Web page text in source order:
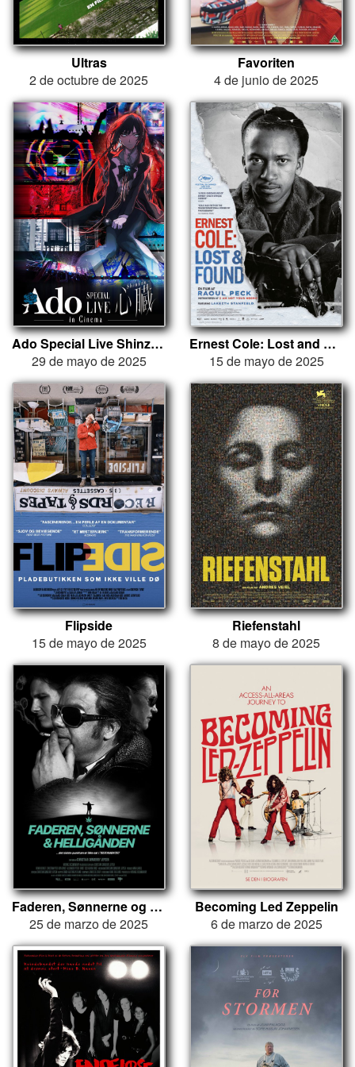
Ultras
2 de octubre de 2025
Favoriten
4 de junio de 2025
Ado Special Live Shinzou in Cinema
29 de mayo de 2025
Ernest Cole: Lost and Found
15 de mayo de 2025
Flipside
15 de mayo de 2025
Riefenstahl
8 de mayo de 2025
Faderen, Sønnerne og Helligånden
25 de marzo de 2025
Becoming Led Zeppelin
6 de marzo de 2025